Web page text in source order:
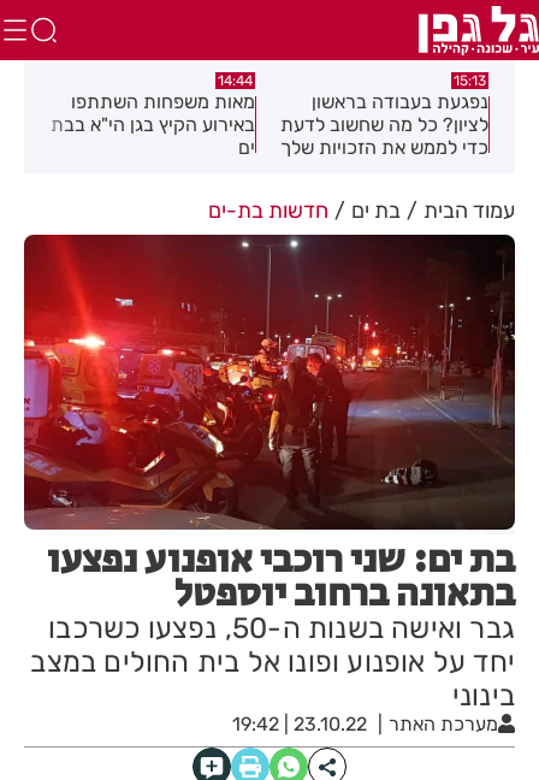
15:13
נפגעת בעבודה בראשון
לציון? כל מה שחשוב לדעת
כדי לממש את הזכויות שלך
14:44
מאות משפחות השתתפו
באירוע הקיץ בגן הי"א בבת
ים
עמוד הבית בת ים חדשות בת-ים
בת ים: שני רוכבי אופנוע נפצעו
בתאונה ברחוב יוספטל
גבר ואישה בשנות ה-50, נפצעו כשרכבו
יחד על אופנוע ופונו אל בית החולים במצב
בינוני
מערכת האתר 23.10.22 | 19:42